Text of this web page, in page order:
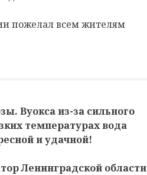
пожелал всем жителям
Вуокса из-за сильного
температурах вода
и удачной!
Ленинградской области